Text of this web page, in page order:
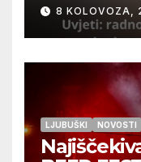
8
LJUBUŠKI NOVOSTI